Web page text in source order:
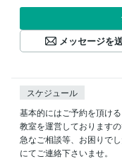
メッセージを
スケジュール
基本的にはご予約を頂ける
教室を運営しております
急なご相談等、お困りで
にてご連絡下さいませ。